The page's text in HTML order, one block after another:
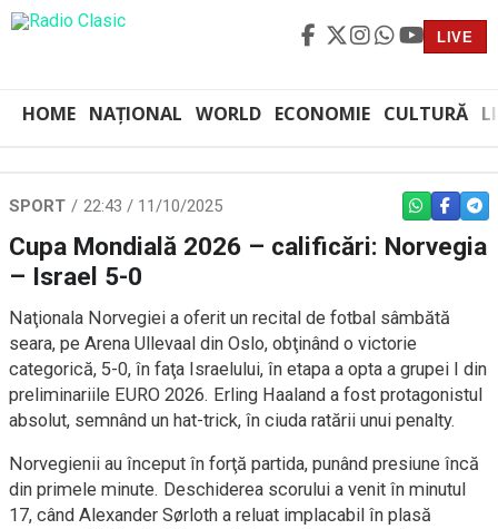
LIVE
HOME NAȚIONAL WORLD ECONOMIE CULTURĂ
SPORT 22:43 / 11/10/2025 WHATSAPP
Cupa Mondială 2026 – calificări: Norvegia
– Israel 5-0
Naţionala Norvegiei a oferit un recital de fotbal sâmbătă
seara, pe Arena Ullevaal din Oslo, obţinând o victorie
categorică, 5-0, în faţa Israelului, în etapa a opta a grupei I din
preliminariile EURO 2026. Erling Haaland a fost protagonistul
absolut, semnând un hat-trick, în ciuda ratării unui penalty.
Norvegienii au început în forţă partida, punând presiune încă
din primele minute. Deschiderea scorului a venit în minutul
17, când Alexander Sørloth a reluat implacabil în plasă